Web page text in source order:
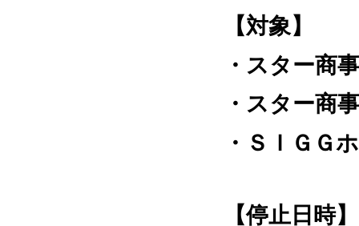
【対象】
・スター商
・スター商
・ＳＩＧＧ
【停止日時】